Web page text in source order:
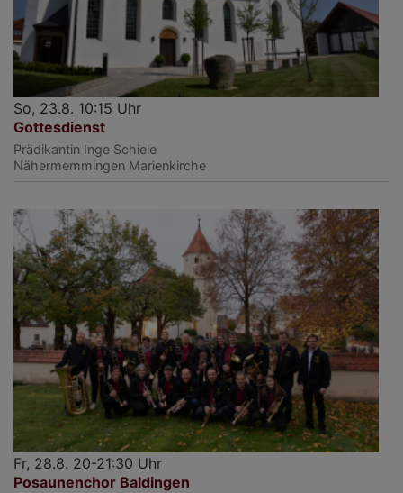
So, 23.8. 10:15 Uhr
Gottesdienst
Prädikantin Inge Schiele
Nähermemmingen Marienkirche
Fr, 28.8. 20-21:30 Uhr
Posaunenchor Baldingen